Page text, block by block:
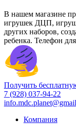
В нашем магазине
игрушек ДЦП,
других наборов,
ребенка. Телефон
Получить
7 (928) 037-94-22
Компания